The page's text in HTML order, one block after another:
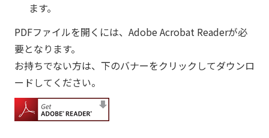
ます。
PDFファイルを開くには、Adobe Acrobat Readerが必
要となります。
お持ちでない方は、下のバナーをクリックしてダウンロ
ードしてください。